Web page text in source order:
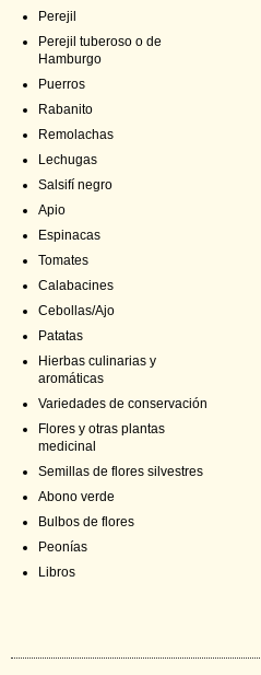
Perejil
Perejil tuberoso o de
Hamburgo
Puerros
Rabanito
Remolachas
Lechugas
Salsifí negro
Apio
Espinacas
Tomates
Calabacines
Cebollas/Ajo
Patatas
Hierbas culinarias y
aromáticas
Variedades de conservación
Flores y otras plantas
medicinal
Semillas de flores silvestres
Abono verde
Bulbos de flores
Peonías
Libros